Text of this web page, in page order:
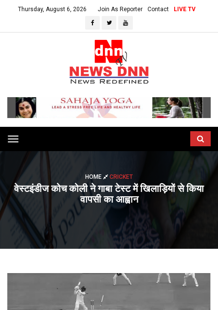
Thursday, August 6, 2026 Join As Reporter Contact LIVE TV
Toggle
navigation
HOME CRICKET
वेस्टइंडीज कोच कोली ने गाबा टेस्ट में खिलाड़ियों से किया
वापसी का आह्वान